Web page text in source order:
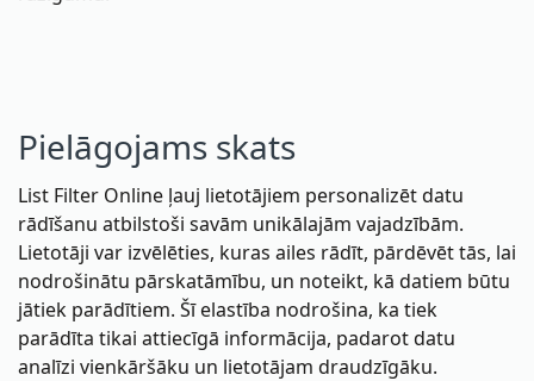
Pielāgojams skats
List Filter Online ļauj lietotājiem personalizēt datu
rādīšanu atbilstoši savām unikālajām vajadzībām.
Lietotāji var izvēlēties, kuras ailes rādīt, pārdēvēt tās, lai
nodrošinātu pārskatāmību, un noteikt, kā datiem būtu
jātiek parādītiem. Šī elastība nodrošina, ka tiek
parādīta tikai attiecīgā informācija, padarot datu
analīzi vienkāršāku un lietotājam draudzīgāku.